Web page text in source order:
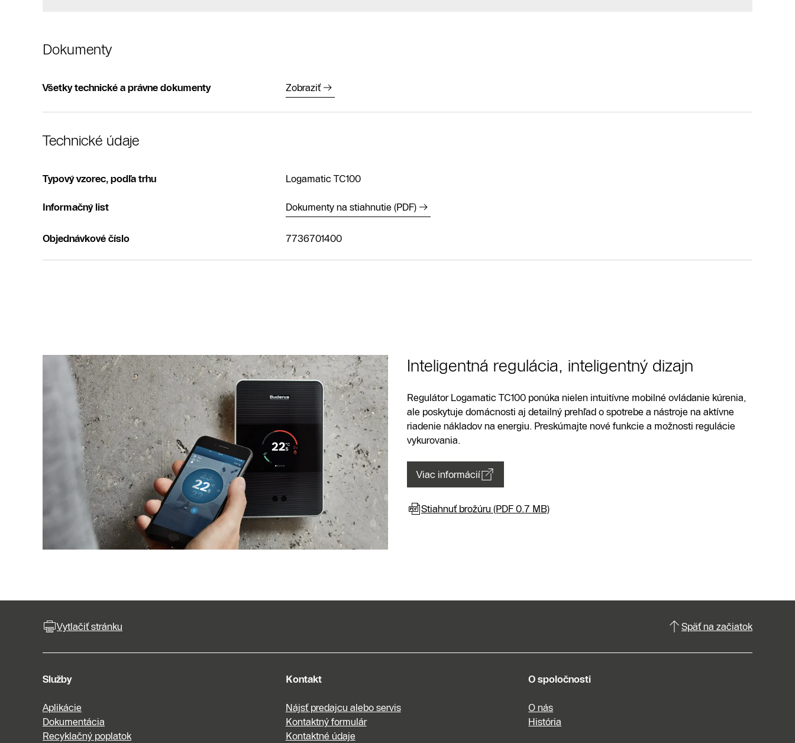
Dokumenty
Všetky technické a právne dokumenty Zobraziť
Technické údaje
Typový vzorec, podľa trhu Logamatic TC100
Informačný list Dokumenty na stiahnutie (PDF)
Objednávkové číslo 7736701400
Inteligentná regulácia, inteligentný dizajn
Regulátor Logamatic TC100 ponúka nielen intuitívne mobilné ovládanie kúrenia,
ale poskytuje domácnosti aj detailný prehľad o spotrebe a nástroje na aktívne
riadenie nákladov na energiu. Preskúmajte nové funkcie a možnosti regulácie
vykurovania.
Viac informácií
Stiahnuť brožúru (PDF 0.7 MB)
Kontaktný
Kontakné
Vytlačiť stránku Späť na začiatok
Služby
Aplikácie
Dokumentácia
Recyklačný poplatok
Kontakt
Nájsť predajcu alebo servis
Kontaktný formulár
Kontaktné údaje
O spoločnosti
O nás
História